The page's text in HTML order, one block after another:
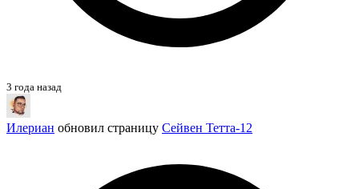
3 года назад
Илериан обновил страницу Сейвен Тетта-12